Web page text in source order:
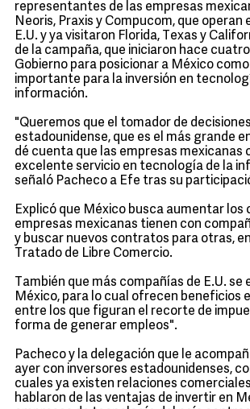
representantes de las empresas
Neoris, Praxis y Compucom, que operan
E.U. y ya visitaron Florida, Texas y
de la campaña, que iniciaron hace cuatro
Gobierno para posicionar a México
importante para la inversión en
información.
"Queremos que el tomador de
estadounidense, que es el más grande
dé cuenta que las empresas mexicanas
excelente servicio en tecnología de la
señaló Pacheco a Efe tras su
Explicó que México busca aumentar los
empresas mexicanas tienen con
y buscar nuevos contratos para otras,
Tratado de Libre Comercio.
También que más compañías de E.U.
México, para lo cual ofrecen beneficios
entre los que figuran el recorte de
forma de generar empleos".
Pacheco y la delegación que le
ayer con inversores estadounidenses,
cuales ya existen relaciones
hablaron de las ventajas de invertir en